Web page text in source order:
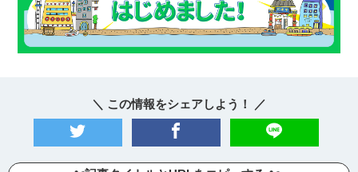
＼ この情報をシェアしよう！ ／